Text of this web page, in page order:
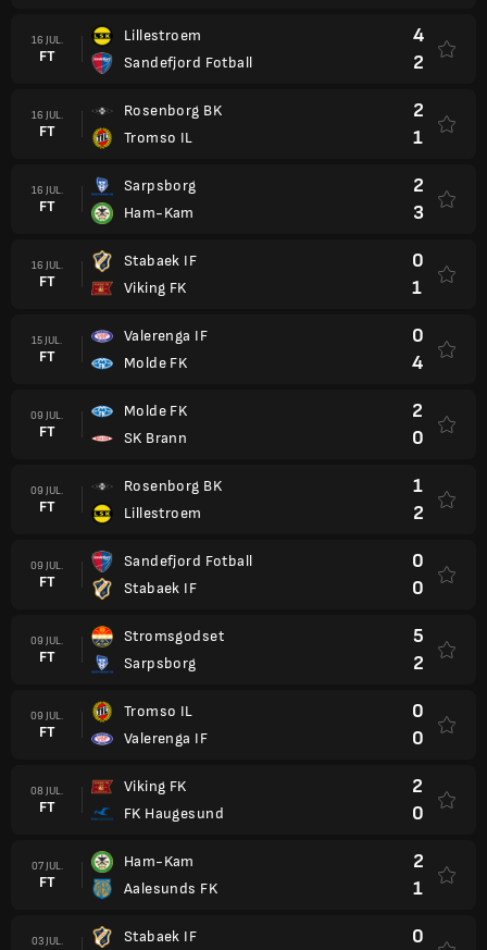
16 JUL.
FT
Lillestroem
Sandefjord Fotball
4
2
16 JUL.
FT
Rosenborg BK
Tromso IL
2
1
16 JUL.
FT
Sarpsborg
Ham-Kam
2
3
16 JUL.
FT
Stabaek IF
Viking FK
0
1
15 JUL.
FT
Valerenga IF
Molde FK
0
4
09 JUL.
FT
Molde FK
SK Brann
2
0
09 JUL.
FT
Rosenborg BK
Lillestroem
1
2
09 JUL.
FT
Sandefjord Fotball
Stabaek IF
0
0
09 JUL.
FT
Stromsgodset
Sarpsborg
5
2
09 JUL.
FT
Tromso IL
Valerenga IF
0
0
08 JUL.
FT
Viking FK
FK Haugesund
2
0
07 JUL.
FT
Ham-Kam
Aalesunds FK
2
1
03 JUL.
Stabaek IF
0